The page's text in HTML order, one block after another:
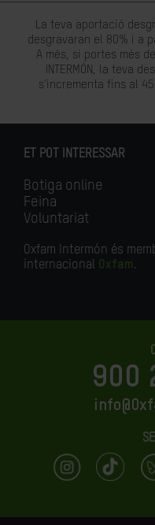
La teva aportació
desgravaran el 80% i a
A més, si portes més
INTERMÓN, la teva
s'incrementa fins al
ET POT INTERESSAR
Botiga online
Feina
Voluntariat
Oxfam Intermón és
internacional Oxfam.
900